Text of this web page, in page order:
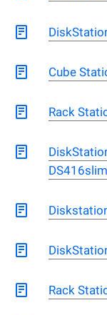
Cube
Rack
Rack